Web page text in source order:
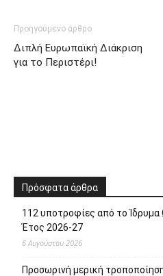
Προηγούμενο άρθρο
Διπλή Ευρωπαϊκή Διάκριση
για το Περιστέρι!
Πρόσφατα άρθρα
112 υποτροφίες από το Ίδρυμα
Έτος 2026-27
6 Αυγούστου 2026
Προσωρινή μερική